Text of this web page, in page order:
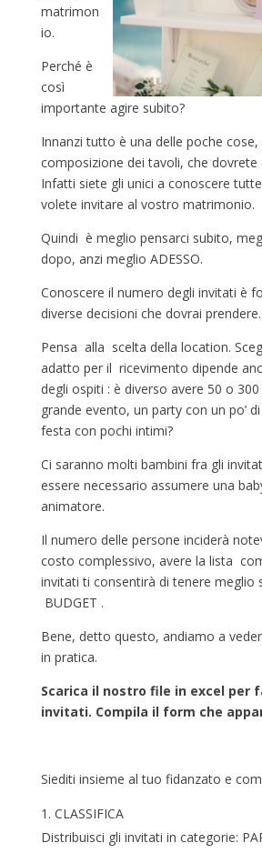
matrimon
io.
Perché è
così
importante agire subito?
Innanzi tutto è una delle poche cose,
composizione dei tavoli, che dovrete
Infatti siete gli unici a conoscere
volete invitare al vostro matrimonio.
Quindi è meglio pensarci subito,
dopo, anzi meglio ADESSO.
Conoscere il numero degli invitati è
diverse decisioni che dovrai prendere.
Pensa alla scelta della location.
adatto per il ricevimento dipende
degli ospiti : è diverso avere 50 o
grande evento, un party con un po’
festa con pochi intimi?
Ci saranno molti bambini fra gli
essere necessario assumere una
animatore.
Il numero delle persone inciderà
costo complessivo, avere la lista
invitati ti consentirà di tenere meglio
BUDGET .
Bene, detto questo, andiamo a
in pratica.
Scarica il nostro file in excel per
invitati. Compila il form che
Siediti insieme al tuo fidanzato e
CLASSIFICA
Distribuisci gli invitati in categorie: